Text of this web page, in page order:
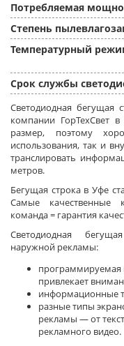
Потребляемая
Степень
Температурный
Срок службы
Светодиодная бегущая
компании ГорТехСвет
размер, поэтому
использования, так и
транслировать
метров.
Бегущая строка в Уфе
Самые качественные
команда = гарантия
Светодиодная
наружной рекламы:
программируемая
привлекает
информационные
разные типы
рекламы — от
рекламного видео.